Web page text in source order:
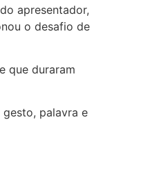
apresentador,
o desafio de
que duraram
palavra e